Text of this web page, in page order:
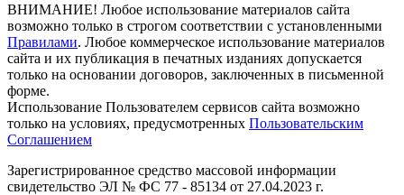
ВНИМАНИЕ! Любое использование материалов сайта
возможно только в строгом соответствии с установленными
Правилами. Любое коммерческое использование материалов
сайта и их публикация в печатных изданиях допускается
только на основании договоров, заключенных в письменной
форме.
Использование Пользователем сервисов сайта возможно
только на условиях, предусмотренных Пользовательским
Соглашением
Зарегистрированное средство массовой информации
свидетельство ЭЛ № ФС 77 - 85134 от 27.04.2023 г.